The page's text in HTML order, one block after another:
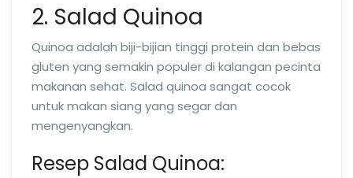
2. Salad Quinoa
Quinoa adalah biji-bijian tinggi protein dan bebas
gluten yang semakin populer di kalangan pecinta
makanan sehat. Salad quinoa sangat cocok
untuk makan siang yang segar dan
mengenyangkan.
Resep Salad Quinoa: